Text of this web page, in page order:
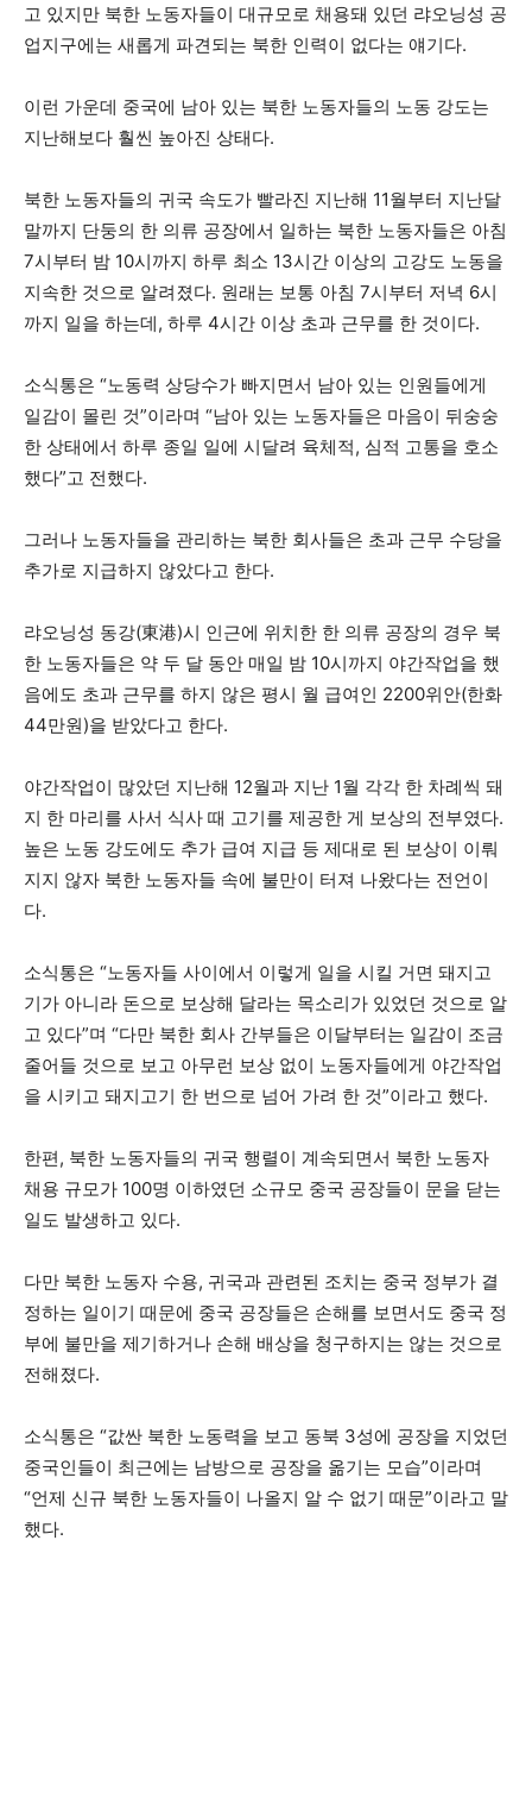
고 있지만 북한 노동자들이 대규모로 채용돼 있던 랴오닝성 공
업지구에는 새롭게 파견되는 북한 인력이 없다는 얘기다.
이런 가운데 중국에 남아 있는 북한 노동자들의 노동 강도는
지난해보다 훨씬 높아진 상태다.
북한 노동자들의 귀국 속도가 빨라진 지난해 11월부터 지난달
말까지 단둥의 한 의류 공장에서 일하는 북한 노동자들은 아침
7시부터 밤 10시까지 하루 최소 13시간 이상의 고강도 노동을
지속한 것으로 알려졌다. 원래는 보통 아침 7시부터 저녁 6시
까지 일을 하는데, 하루 4시간 이상 초과 근무를 한 것이다.
소식통은 “노동력 상당수가 빠지면서 남아 있는 인원들에게
일감이 몰린 것”이라며 “남아 있는 노동자들은 마음이 뒤숭숭
한 상태에서 하루 종일 일에 시달려 육체적, 심적 고통을 호소
했다”고 전했다.
그러나 노동자들을 관리하는 북한 회사들은 초과 근무 수당을
추가로 지급하지 않았다고 한다.
랴오닝성 동강(東港)시 인근에 위치한 한 의류 공장의 경우 북
한 노동자들은 약 두 달 동안 매일 밤 10시까지 야간작업을 했
음에도 초과 근무를 하지 않은 평시 월 급여인 2200위안(한화
44만원)을 받았다고 한다.
야간작업이 많았던 지난해 12월과 지난 1월 각각 한 차례씩 돼
지 한 마리를 사서 식사 때 고기를 제공한 게 보상의 전부였다.
높은 노동 강도에도 추가 급여 지급 등 제대로 된 보상이 이뤄
지지 않자 북한 노동자들 속에 불만이 터져 나왔다는 전언이
다.
소식통은 “노동자들 사이에서 이렇게 일을 시킬 거면 돼지고
기가 아니라 돈으로 보상해 달라는 목소리가 있었던 것으로 알
고 있다”며 “다만 북한 회사 간부들은 이달부터는 일감이 조금
줄어들 것으로 보고 아무런 보상 없이 노동자들에게 야간작업
을 시키고 돼지고기 한 번으로 넘어 가려 한 것”이라고 했다.
한편, 북한 노동자들의 귀국 행렬이 계속되면서 북한 노동자
채용 규모가 100명 이하였던 소규모 중국 공장들이 문을 닫는
일도 발생하고 있다.
다만 북한 노동자 수용, 귀국과 관련된 조치는 중국 정부가 결
정하는 일이기 때문에 중국 공장들은 손해를 보면서도 중국 정
부에 불만을 제기하거나 손해 배상을 청구하지는 않는 것으로
전해졌다.
소식통은 “값싼 북한 노동력을 보고 동북 3성에 공장을 지었던
중국인들이 최근에는 남방으로 공장을 옮기는 모습”이라며
“언제 신규 북한 노동자들이 나올지 알 수 없기 때문”이라고 말
했다.